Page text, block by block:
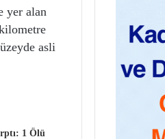
yer alan
asli
1 Ölü